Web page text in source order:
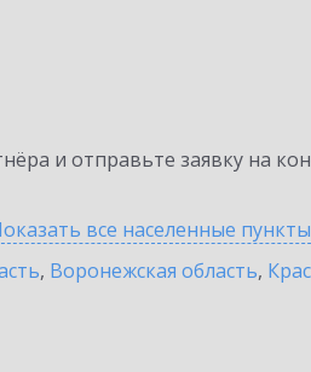
и отправьте заявку на
все населенные пункты
, Воронежская область,